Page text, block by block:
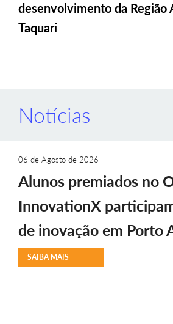
desenvolvimento da Região
Taquari
Notícias
06 de Agosto de 2026
Alunos premiados no
InnovationX
de inovação em Porto
SAIBA MAIS